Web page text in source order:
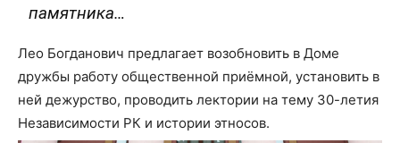
памятника…
Лео Богданович предлагает возобновить в Доме
дружбы работу общественной приёмной, установить в
ней дежурство, проводить лектории на тему 30-летия
Независимости РК и истории этносов.